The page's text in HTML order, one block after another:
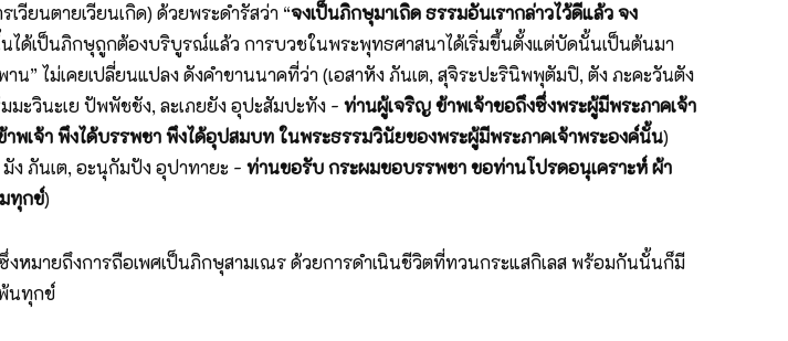
วียนตายเวียนเกิด) ด้วยพระดำรัสว่า “จงเป็นภิกษุมาเถิด ธรรมอันเรากล่าวไว้ดีแล้ว จง
นได้เป็นภิกษุถูกต้องบริบูรณ์แล้ว การบวชในพระพุทธศาสนาได้เริ่มขึ้นตั้งแต่บัดนั้นเป็นต้นมา
ไม่เคยเปลี่ยนแปลง ดังคำขานนาคที่ว่า (เอสาหัง ภันเต, สุจิระปะรินิพพุตัมปิ, ตัง ภะคะวันตัง
ะวินะเย ปัพพัชชัง, ละเภยยัง อุปะสัมปะทัง - ท่านผู้เจริญ ข้าพเจ้าขอถึงซึ่งพระผู้มีพระภาคเจ้า
เจ้า พึงได้บรรพชา พึงได้อุปสมบท ในพระธรรมวินัยของพระผู้มีพระภาคเจ้าพระองค์นั้น)
ง ภันเต, อะนุกัมปัง อุปาทายะ - ท่านขอรับ กระผมขอบรรพชา ขอท่านโปรดอนุเคราะห์ ผ้า
ทุกข์)
หมายถึงการถือเพศเป็นภิกษุสามเณร ด้วยการดำเนินชีวิตที่ทวนกระแสกิเลส พร้อมกันนั้นก็มี
นทุกข์